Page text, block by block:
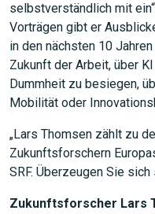
selbstverständlich mit
Vorträgen gibt er
in den nächsten 10
Zukunft der Arbeit, über
Dummheit zu besiegen,
Mobilität oder
„Lars Thomsen zählt zu
Zukunftsforschern
SRF. Überzeugen Sie
Zukunftsforscher Lars